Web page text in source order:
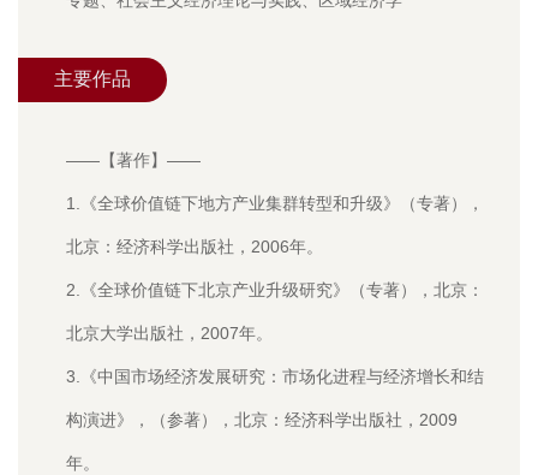
主要作品
——【著作】——
1.《全球价值链下地方产业集群转型和升级》（专著），
北京：经济科学出版社，2006年。
2.《全球价值链下北京产业升级研究》（专著），北京：
北京大学出版社，2007年。
3.《中国市场经济发展研究：市场化进程与经济增长和结
构演进》，（参著），北京：经济科学出版社，2009
年。